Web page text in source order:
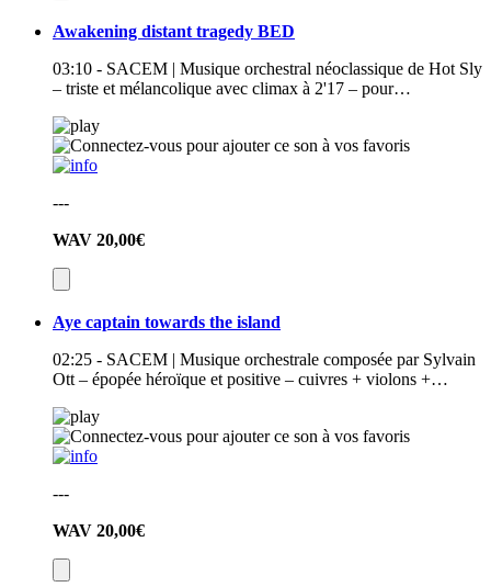
Awakening distant tragedy BED
03:10 - SACEM | Musique orchestral néoclassique de Hot Sly
– triste et mélancolique avec climax à 2'17 – pour…
---
WAV 20,00€
Aye captain towards the island
02:25 - SACEM | Musique orchestrale composée par Sylvain
Ott – épopée héroïque et positive – cuivres + violons +…
---
WAV 20,00€